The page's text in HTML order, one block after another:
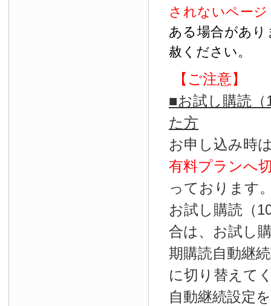
されないペー
ある場合があ
赦ください。
【ご注意】
■お試し購読
た方
お申し込み時
有料プランへ
っております
お試し購読（
合は、お試し
期購読自動継
に切り替えて
自動継続設定